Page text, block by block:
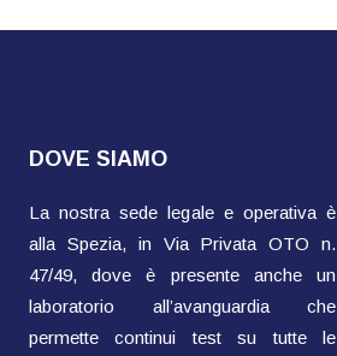
DOVE SIAMO
La nostra sede legale e operativa è
alla Spezia, in Via Privata OTO n.
47/49, dove è presente anche un
laboratorio all’avanguardia che
permette continui test su tutte le